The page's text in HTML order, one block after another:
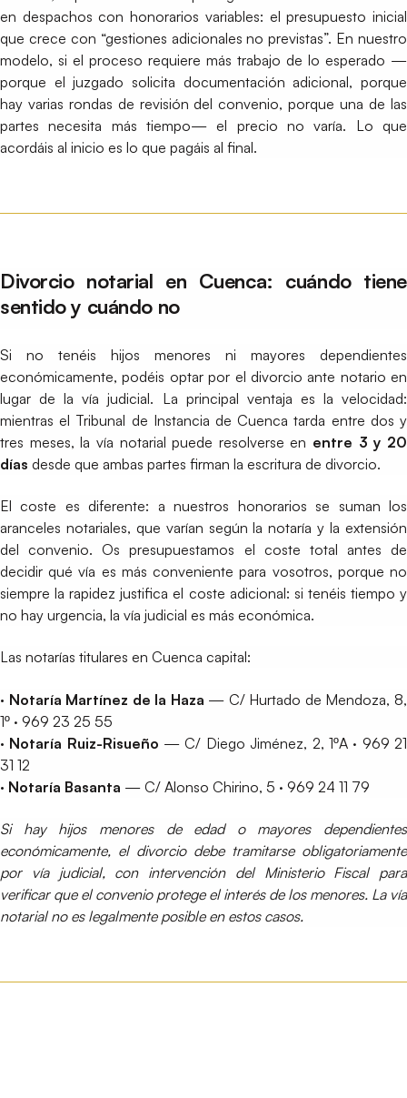
en despachos con honorarios variables: el presupuesto inicial
que crece con “gestiones adicionales no previstas”. En nuestro
modelo, si el proceso requiere más trabajo de lo esperado —
porque el juzgado solicita documentación adicional, porque
hay varias rondas de revisión del convenio, porque una de las
partes necesita más tiempo— el precio no varía. Lo que
acordáis al inicio es lo que pagáis al final.
Divorcio notarial en Cuenca: cuándo tiene
sentido y cuándo no
Si no tenéis hijos menores ni mayores dependientes
económicamente, podéis optar por el divorcio ante notario en
lugar de la vía judicial. La principal ventaja es la velocidad:
mientras el Tribunal de Instancia de Cuenca tarda entre dos y
tres meses, la vía notarial puede resolverse en entre 3 y 20
días desde que ambas partes firman la escritura de divorcio.
El coste es diferente: a nuestros honorarios se suman los
aranceles notariales, que varían según la notaría y la extensión
del convenio. Os presupuestamos el coste total antes de
decidir qué vía es más conveniente para vosotros, porque no
siempre la rapidez justifica el coste adicional: si tenéis tiempo y
no hay urgencia, la vía judicial es más económica.
Las notarías titulares en Cuenca capital:
· Notaría Martínez de la Haza — C/ Hurtado de Mendoza, 8,
1º · 969 23 25 55
· Notaría Ruiz-Risueño — C/ Diego Jiménez, 2, 1ºA · 969 21
31 12
· Notaría Basanta — C/ Alonso Chirino, 5 · 969 24 11 79
Si hay hijos menores de edad o mayores dependientes
económicamente, el divorcio debe tramitarse obligatoriamente
por vía judicial, con intervención del Ministerio Fiscal para
verificar que el convenio protege el interés de los menores. La vía
notarial no es legalmente posible en estos casos.